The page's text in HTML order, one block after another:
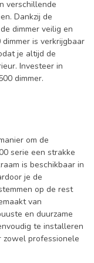
verschillende
Dankzij de
dimmer veilig en
is verkrijgbaar
je altijd de
Investeer in
dimmer.
om de
serie een strakke
is beschikbaar in
je de
op de rest
van
en duurzame
te installeren
professionele